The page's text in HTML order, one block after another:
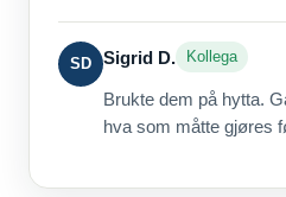
SD Sigrid D. Kollega
Brukte dem på hytta.
hva som måtte gjøres